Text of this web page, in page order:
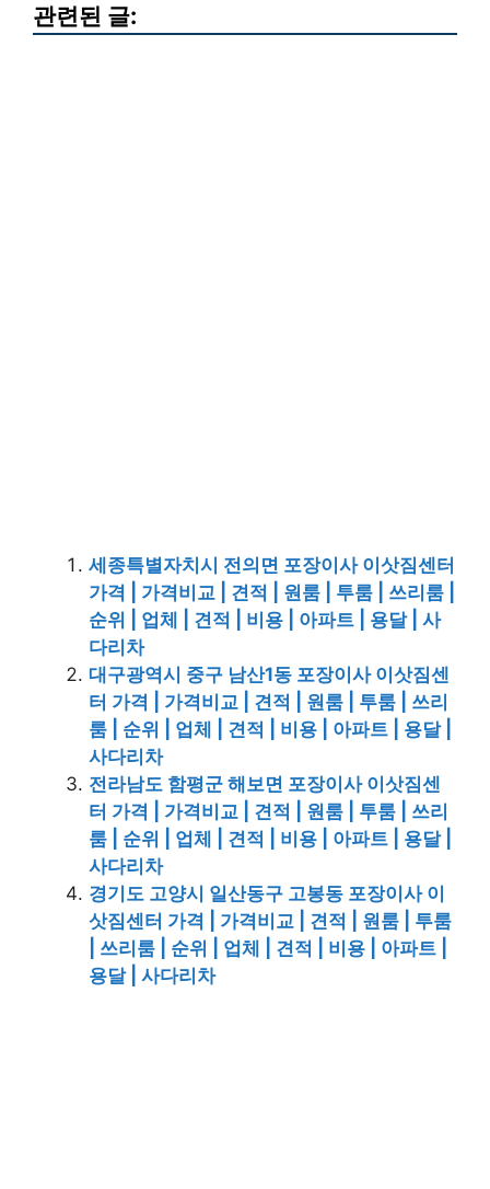
관련된 글:
세종특별자치시 전의면 포장이사 이삿짐센터
가격 | 가격비교 | 견적 | 원룸 | 투룸 | 쓰리룸 |
순위 | 업체 | 견적 | 비용 | 아파트 | 용달 | 사
다리차
대구광역시 중구 남산1동 포장이사 이삿짐센
터 가격 | 가격비교 | 견적 | 원룸 | 투룸 | 쓰리
룸 | 순위 | 업체 | 견적 | 비용 | 아파트 | 용달 |
사다리차
전라남도 함평군 해보면 포장이사 이삿짐센
터 가격 | 가격비교 | 견적 | 원룸 | 투룸 | 쓰리
룸 | 순위 | 업체 | 견적 | 비용 | 아파트 | 용달 |
사다리차
경기도 고양시 일산동구 고봉동 포장이사 이
삿짐센터 가격 | 가격비교 | 견적 | 원룸 | 투룸
| 쓰리룸 | 순위 | 업체 | 견적 | 비용 | 아파트 |
용달 | 사다리차